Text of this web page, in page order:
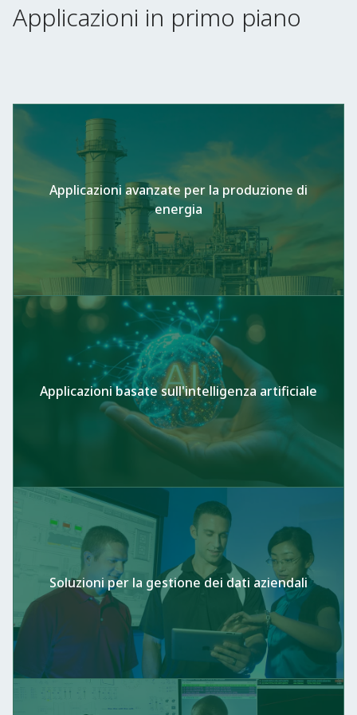
Applicazioni in primo piano
Applicazioni avanzate per la produzione di
energia
Applicazioni basate sull'intelligenza artificiale
Soluzioni per la gestione dei dati aziendali